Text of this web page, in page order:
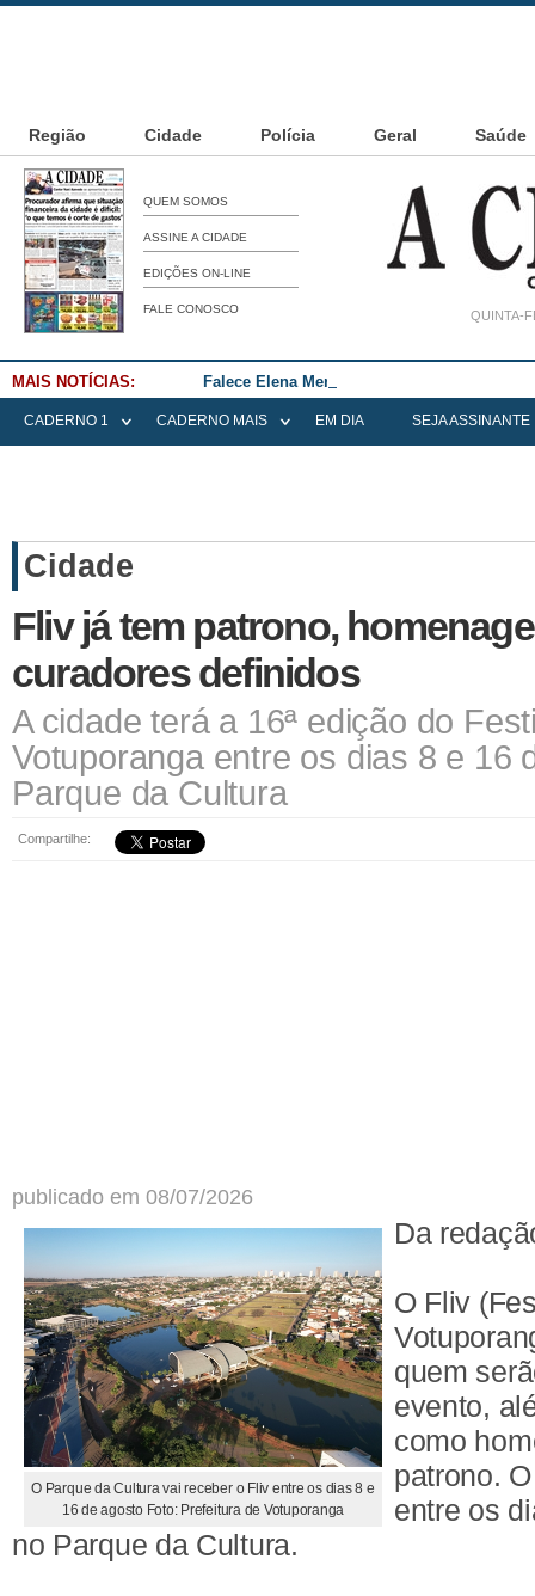
Região Cidade Polícia Geral Saúde
QUEM SOMOS
ASSINE A CIDADE
EDIÇÕES ON-LINE
FALE CONOSCO QUINTA-
MAIS NOTÍCIAS: Falece Elena Menoia Cesarin
CADERNO 1 CADERNO MAIS EM DIA SEJA ASSINANTE
Cidade
Fliv já tem patrono,
curadores definidos
A cidade terá a 16ª edição do
Votuporanga entre os dias 8 e 16
Parque da Cultura
Compartilhe:
publicado em 08/07/2026
O Parque da Cultura vai receber o Fliv entre os dias 8 e
16 de agosto Foto: Prefeitura de Votuporanga
Da
O Fliv
quem
evento,
como
patrono.
entre os
no Parque da Cultura.